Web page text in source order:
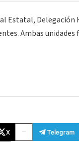
Estatal,
Ambas
X Telegram